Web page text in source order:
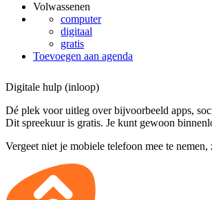
Volwassenen
computer
digitaal
gratis
Toevoegen aan agenda
Digitale hulp (inloop)
Dé plek voor uitleg over bijvoorbeeld apps,
Dit spreekuur is gratis. Je kunt gewoon
Vergeet niet je mobiele telefoon mee te